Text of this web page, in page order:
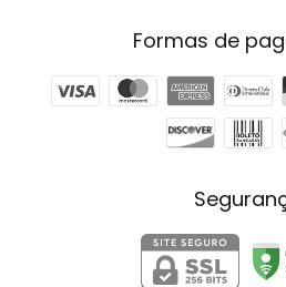
Formas de